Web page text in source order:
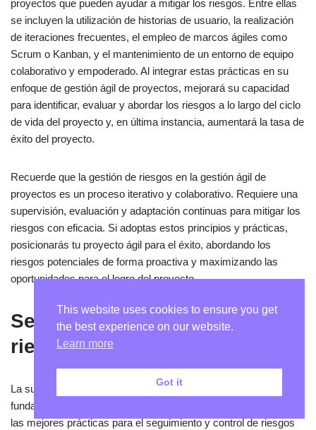
proyectos que pueden ayudar a mitigar los riesgos. Entre ellas
se incluyen la utilización de historias de usuario, la realización
de iteraciones frecuentes, el empleo de marcos ágiles como
Scrum o Kanban, y el mantenimiento de un entorno de equipo
colaborativo y empoderado. Al integrar estas prácticas en su
enfoque de gestión ágil de proyectos, mejorará su capacidad
para identificar, evaluar y abordar los riesgos a lo largo del ciclo
de vida del proyecto y, en última instancia, aumentará la tasa de
éxito del proyecto.
Recuerde que la gestión de riesgos en la gestión ágil de
proyectos es un proceso iterativo y colaborativo. Requiere una
supervisión, evaluación y adaptación continuas para mitigar los
riesgos con eficacia. Si adoptas estos principios y prácticas,
posicionarás tu proyecto ágil para el éxito, abordando los
riesgos potenciales de forma proactiva y maximizando las
oportunidades para el logro del proyecto.
Seguimiento y control de
riesgos
La supervisión y el control eficaces de los riesgos son
fundamentales para el éxito de cualquier proyecto. Algunas de
las mejores prácticas para el seguimiento y control de riesgos
This website uses cookies to ensure you get
the best experience on our website.
Learn more
Got it